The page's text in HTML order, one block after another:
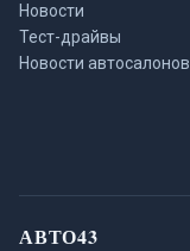
Новости
Тест-драйвы
Новости автосалонов
АВТО43